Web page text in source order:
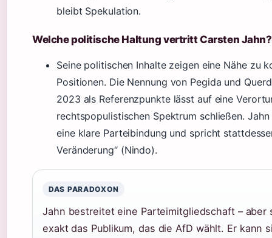
bleibt Spekulation.
Welche politische Haltung vertritt Carsten Jahn?
Seine politischen Inhalte zeigen eine Nähe zu
Positionen. Die Nennung von Pegida und
2023 als Referenzpunkte lässt auf eine
rechtspopulistischen Spektrum schließen.
eine klare Parteibindung und spricht
Veränderung“ (Nindo).
DAS PARADOXON
Jahn bestreitet eine Parteimitgliedschaft – aber
exakt das Publikum, das die AfD wählt. Er kann